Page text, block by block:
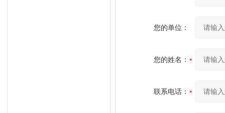
您的单位：
您的姓名：
联系电话：